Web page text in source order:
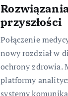
przyszłości
Połączenie
nowy rozdział w
ochrony zdrowia.
platformy
systemy